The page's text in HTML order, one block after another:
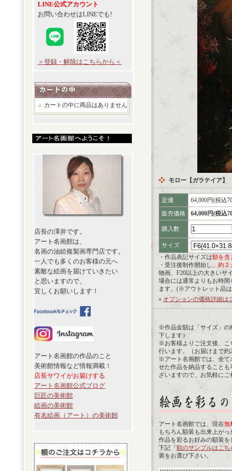
LINE公式アカウント
お問い合わせはLINEでも!
＞登録・解除はこちらから＜
カートの中に商品はありません
店長の澤井です。
アート名画館は、
名画の油絵複製画専門店です。
一人でも多くのお客様の元へ
素敵な絵画を届けていきたい
と思いますので、
宜しくお願いします！
アート名画館の作品のこと
美術館情報など情報満載！
店長サワイがお届けする
アート名画館公式ブログ
巨匠の美術館
絵画の美術館
有名絵画（アート）の美術館
モロー【ガラテイア】
定価
64,000円(税込
販売価格
64,000円(税込
購入数
サイズ
・作品表記サイズは額を含
・受注後制作開始し、 約２
物画、F20以上の大きいサ
場合には通常よりもお時
ます。(※アウトレット品
» オプションの価格詳細は
※作品金額は「サイズ」の
下します）
※お客様よりご注文後、こ
行います。（お届けまで約
※アート名画館では、全て
せた作品を納品すること
ざいますので、お気軽にご
アート名画館では、現在無
もちろん額装も出来上がっ
作品を彩るお好みの額装を
下記「 額のサンプルはこち
装をお選び下さい。